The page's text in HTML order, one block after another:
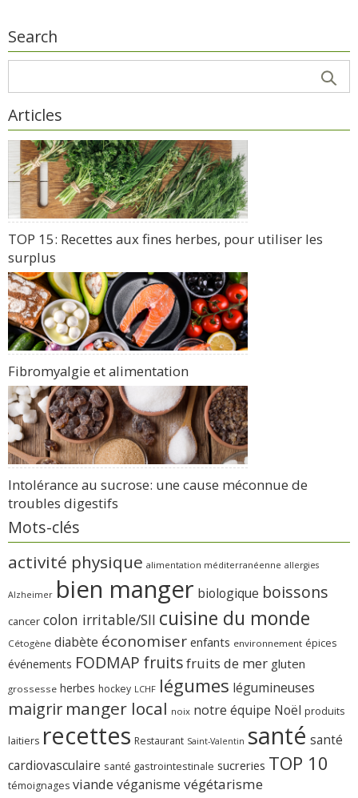
Search
Articles
TOP 15: Recettes aux fines herbes, pour utiliser les
surplus
Fibromyalgie et alimentation
Intolérance au sucrose: une cause méconnue de
troubles digestifs
Mots-clés
activité physique alimentation méditerranéenne allergies
Alzheimer bien manger biologique boissons
cancer colon irritable/SII cuisine du monde
Cétogène diabète économiser enfants environnement épices
événements FODMAP fruitsfruits de mer gluten
grossesse herbes hockey LCHF légumes légumineuses
maigrir manger local noix notre équipe Noël produits
laitiers recettes Restaurant Saint-Valentin santé santé
cardiovasculaire santé gastrointestinale sucreries TOP 10
témoignages viande véganisme végétarisme